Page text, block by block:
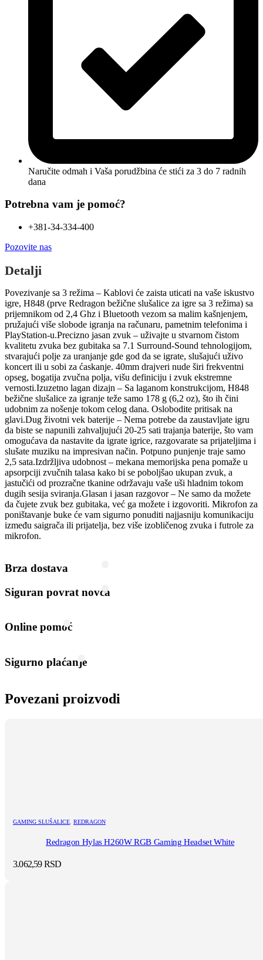
Naručite odmah i Vaša porudžbina će stići za 3 do 7 radnih
dana
Potrebna vam je pomoć?
+381-34-334-400
Pozovite nas
Detalji
Povezivanje sa 3 režima – Kablovi će zaista uticati na vaše iskustvo
igre, H848 (prve Redragon bežične slušalice za igre sa 3 režima) sa
prijemnikom od 2,4 Ghz i Bluetooth vezom sa malim kašnjenjem,
pružajući više slobode igranja na računaru, pametnim telefonima i
PlayStation-u.Precizno jasan zvuk – uživajte u stvarnom čistom
kvalitetu zvuka bez gubitaka sa 7.1 Surround-Sound tehnologijom,
stvarajući polje za uranjanje gde god da se igrate, slušajući uživo
koncert ili u sobi za ćaskanje. 40mm drajveri nude širi frekventni
opseg, bogatija zvučna polja, višu definiciju i zvuk ekstremne
vernosti.Izuzetno lagan dizajn – Sa laganom konstrukcijom, H848
bežične slušalice za igranje teže samo 178 g (6,2 oz), što ih čini
udobnim za nošenje tokom celog dana. Oslobodite pritisak na
glavi.Dug životni vek baterije – Nema potrebe da zaustavljate igru
da biste se napunili zahvaljujući 20-25 sati trajanja baterije, što vam
omogućava da nastavite da igrate igrice, razgovarate sa prijateljima i
slušate muziku na impresivan način. Potpuno punjenje traje samo
2,5 sata.Izdržljiva udobnost – mekana memorijska pena pomaže u
apsorpciji zvučnih talasa kako bi se poboljšao ukupan zvuk, a
jastučići od prozračne tkanine održavaju vaše uši hladnim tokom
dugih sesija sviranja.Glasan i jasan razgovor – Ne samo da možete
da čujete zvuk bez gubitaka, već ga možete i izgovoriti. Mikrofon za
poništavanje buke će vam sigurno ponuditi najjasniju komunikaciju
između saigrača ili prijatelja, bez više izobličenog zvuka i futrole za
mikrofon.
Brza dostava
Siguran povrat novca
Online pomoć
Sigurno plaćanje
Povezani proizvodi
GAMING SLUŠALICE REDRAGON
Redragon Hylas H260W RGB Gaming Headset White
3.062,59RSD